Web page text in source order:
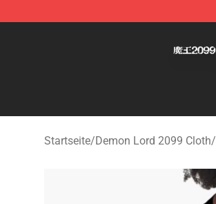
Startseite/Demon Lord 2099 Cloth/